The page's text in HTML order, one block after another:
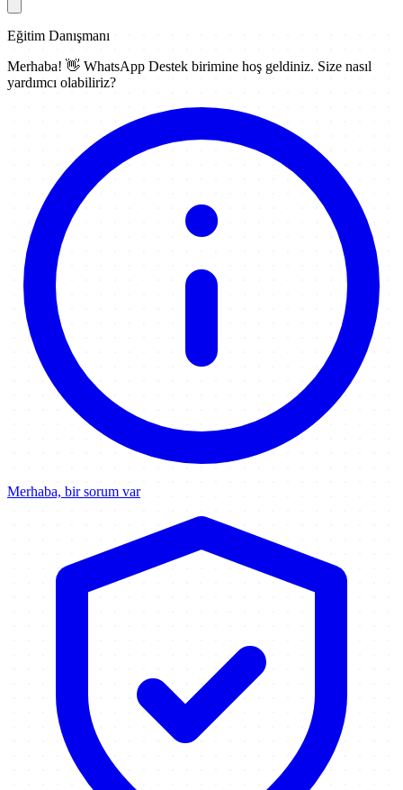
Eğitim Danışmanı
Merhaba! 👋 WhatsApp Destek birimine hoş geldiniz. Size nasıl
yardımcı olabiliriz?
Merhaba, bir sorum var